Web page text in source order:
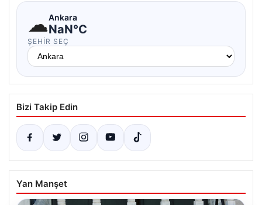
☁Ankara
NaN°C
ŞEHIR SEÇ
Bizi Takip Edin
Yan Manşet